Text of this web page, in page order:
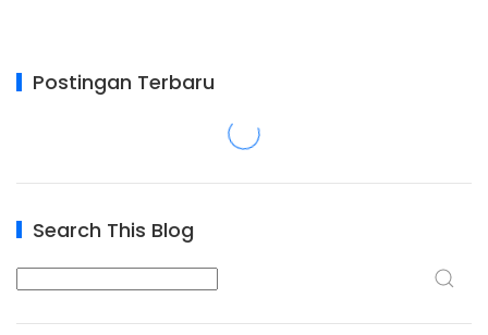
Postingan Terbaru
Search This Blog